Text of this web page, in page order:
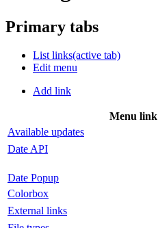
Primary tabs
List links(active tab)
Edit menu
Add link
Menu link
Available updates
Date API
Date Popup
Colorbox
External links